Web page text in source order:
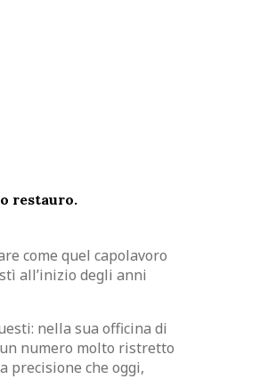
restauro.
come quel capolavoro
all’inizio degli anni
nella sua officina di
numero molto ristretto
precisione che oggi,